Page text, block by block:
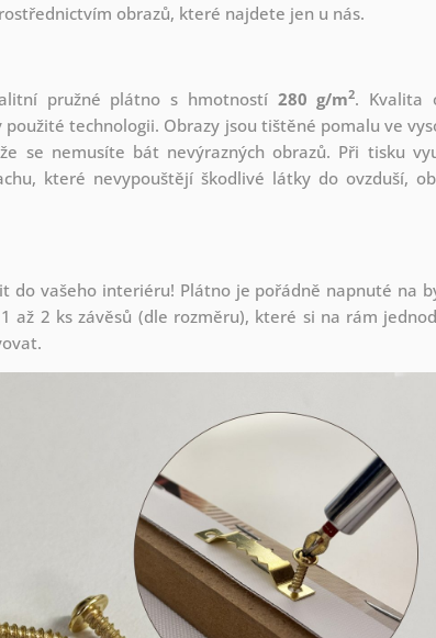
obrazů, které najdete jen u nás.
pružné plátno s hmotností 280 g/m2. Kvalita
technologii. Obrazy jsou tištěné pomalu ve
se nemusíte bát nevýrazných obrazů. Při tisku
které nevypouštějí škodlivé látky do ovzduší,
do vašeho interiéru! Plátno je pořádně napnuté na
až 2 ks závěsů (dle rozměru), které si na rám